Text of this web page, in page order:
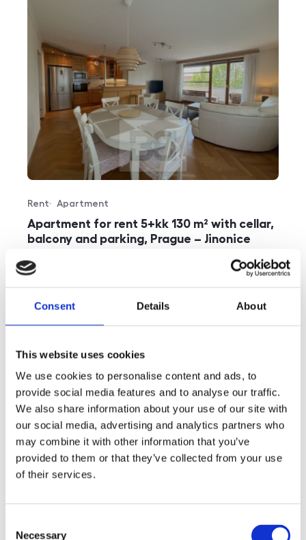
Consent Details About
This website uses cookies
We use cookies to personalise content and ads, to
provide social media features and to analyse our traffic.
We also share information about your use of our site with
our social media, advertising and analytics partners who
may combine it with other information that you’ve
provided to them or that they’ve collected from your use
of their services.
Necessary
Apartment for rent 5+kk 130 m² with cellar,
balcony and parking, Prague – Jinonice
Offer type
Rent
Property type
Apartment
rozměry
disposition
5+kk